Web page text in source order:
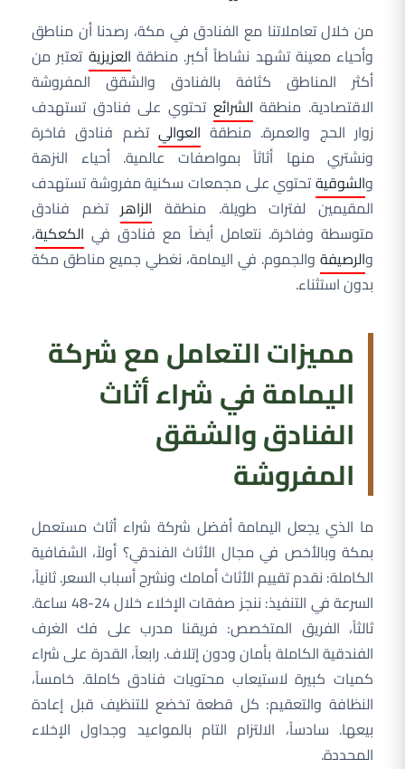
من خلال تعاملاتنا مع الفنادق في مكة، رصدنا أن مناطق
وأحياء معينة تشهد نشاطاً أكبر. منطقة العزيزية تعتبر من
أكثر المناطق كثافة بالفنادق والشقق المفروشة
الاقتصادية. منطقة الشرائع تحتوي على فنادق تستهدف
زوار الحج والعمرة. منطقة العوالي تضم فنادق فاخرة
ونشتري منها أثاثاً بمواصفات عالمية. أحياء النزهة
والشوقيةتحتوي على مجمعات سكنية مفروشة تستهدف
المقيمين لفترات طويلة. منطقة الزاهرتضم فنادق
متوسطة وفاخرة. نتعامل أيضاً مع فنادق في الكعكية،
والرصيفة والجموم. في اليمامة، نغطي جميع مناطق مكة
بدون استثناء.
مميزات التعامل مع شركة
اليمامة في شراء أثاث
الفنادق والشقق
المفروشة
ما الذي يجعل اليمامة أفضل شركة شراء أثاث مستعمل
بمكة وبالأخص في مجال الأثاث الفندقي؟ أولاً، الشفافية
الكاملة: نقدم تقييم الأثاث أمامك ونشرح أسباب السعر. ثانياً،
السرعة في التنفيذ: ننجز صفقات الإخلاء خلال 24-48 ساعة.
ثالثاً، الفريق المتخصص: فريقنا مدرب على فك الغرف
الفندقية الكاملة بأمان ودون إتلاف. رابعاً، القدرة على شراء
كميات كبيرة لاستيعاب محتويات فنادق كاملة. خامساً،
النظافة والتعقيم: كل قطعة تخضع للتنظيف قبل إعادة
بيعها. سادساً، الالتزام التام بالمواعيد وجداول الإخلاء
المحددة.